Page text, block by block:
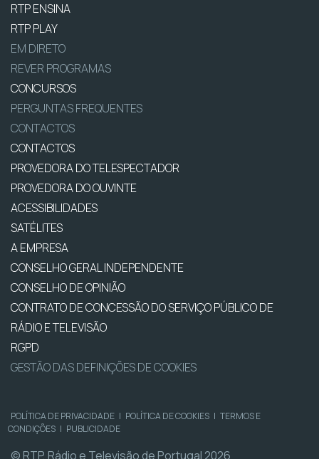
RTP ENSINA
RTP PLAY
EM DIRETO
REVER PROGRAMAS
CONCURSOS
PERGUNTAS FREQUENTES
CONTACTOS
CONTACTOS
PROVEDORA DO TELESPECTADOR
PROVEDORA DO OUVINTE
ACESSIBILIDADES
SATÉLITES
A EMPRESA
CONSELHO GERAL INDEPENDENTE
CONSELHO DE OPINIÃO
CONTRATO DE CONCESSÃO DO SERVIÇO PÚBLICO DE
RÁDIO E TELEVISÃO
RGPD
GESTÃO DAS DEFINIÇÕES DE COOKIES
POLÍTICA DE PRIVACIDADE | POLÍTICA DE COOKIES | TERMOS E
CONDIÇÕES | PUBLICIDADE
© RTP, Rádio e Televisão de Portugal 2026